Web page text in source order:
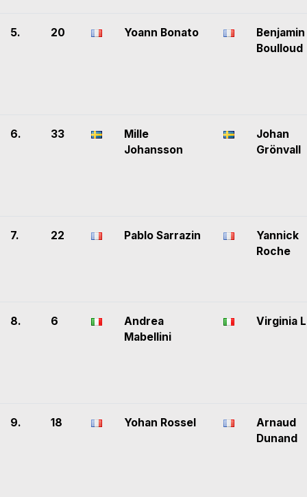
5. 20 Yoann Bonato
Benjamin
Boulloud
6. 33
Mille
Johansson
Johan
Grönvall
7. 22 Pablo Sarrazin
Yannick
Roche
8. 6
Andrea
Mabellini
Virginia
9. 18 Yohan Rossel
Arnaud
Dunand